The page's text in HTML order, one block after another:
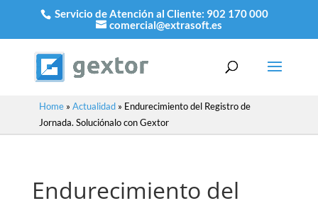
Servicio de Atención al Cliente: 902 170 000
comercial@extrasoft.es
Home» Actualidad» Endurecimiento del Registro de
Jornada. Soluciónalo con Gextor
Endurecimiento del